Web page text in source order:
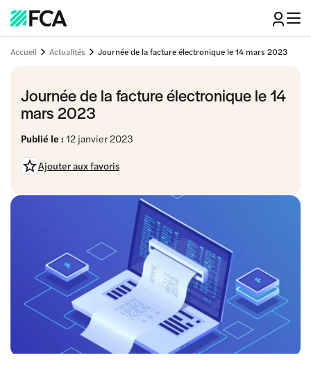
Accueil Actualités Journée de la facture électronique le 14 mars 2023
Journée de la facture électronique le 14
mars 2023
Publié le : 12 janvier 2023
Ajouter aux favoris